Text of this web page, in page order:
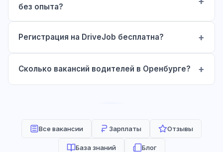
без опыта?
Регистрация на DriveJob бесплатна?
Сколько вакансий водителей в Оренбурге?
Все вакансии Зарплаты Отзывы
База знаний Блог